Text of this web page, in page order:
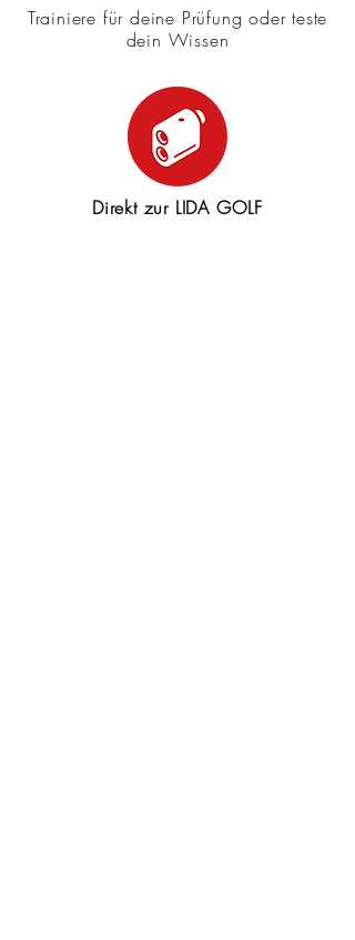
Trainiere für deine Prüfung oder teste
dein Wissen
Direkt zur LIDA GOLF